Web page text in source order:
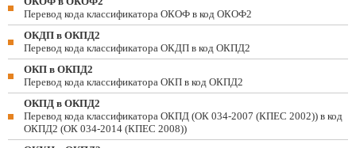
Перевод кода классификатора ОКОФ в код ОКОФ2
ОКДП в ОКПД2
Перевод кода классификатора ОКДП в код ОКПД2
ОКП в ОКПД2
Перевод кода классификатора ОКП в код ОКПД2
ОКПД в ОКПД2
Перевод кода классификатора ОКПД (ОК 034-2007 (КПЕС 2002)) в код
ОКПД2 (ОК 034-2014 (КПЕС 2008))